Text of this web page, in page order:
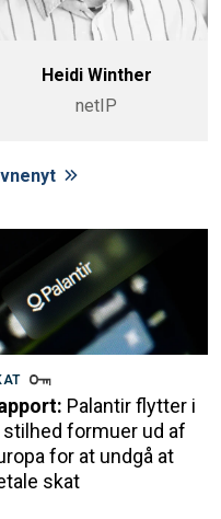
Heidi Winther
netIP
Palantir flytter i
stilhed formuer ud af
for at undgå at
skat